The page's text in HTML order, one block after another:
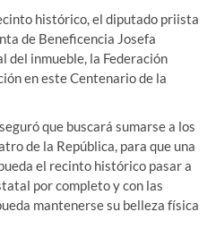
histórico, el diputado priista
de Beneficencia Josefa
del inmueble, la Federación
en este Centenario de la
que buscará sumarse a los
de la República, para que una
el recinto histórico pasar a
por completo y con las
mantenerse su belleza física